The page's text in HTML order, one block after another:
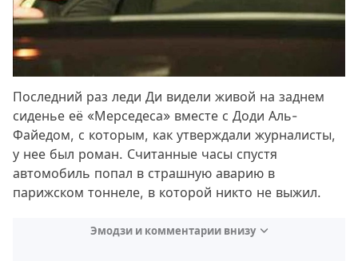
Последний раз леди Ди видели живой на заднем
сиденье её «Мерседеса» вместе с Доди Аль-
Файедом, с которым, как утверждали журналисты,
у нее был роман. Считанные часы спустя
автомобиль попал в страшную аварию в
парижском тоннеле, в которой никто не выжил.
Эмодзи и комментарии внизу